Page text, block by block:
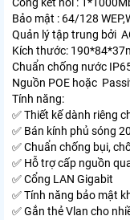
Bảo mật : 64/128
Quản lý tập trung bởi
Kích thước:
Chuẩn chống nước
Nguồn POE hoặc
Tính năng:
✅ Thiết kế dành riêng
✅ Bán kính phủ sóng
✅ Chuẩn chống bụi,
✅ Hỗ trợ cấp nguồn
✅ Cổng LAN Gigabit
✅ Tính năng bảo mật
✅ Gắn thẻ Vlan cho